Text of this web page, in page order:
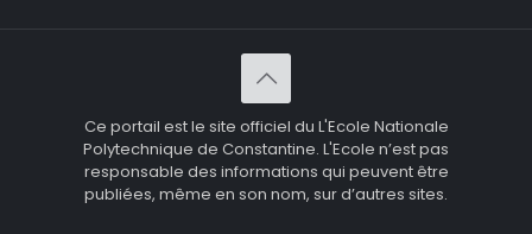
Ce portail est le site officiel du L'Ecole Nationale
Polytechnique de Constantine. L'Ecole n’est pas
responsable des informations qui peuvent être
publiées, même en son nom, sur d’autres sites.